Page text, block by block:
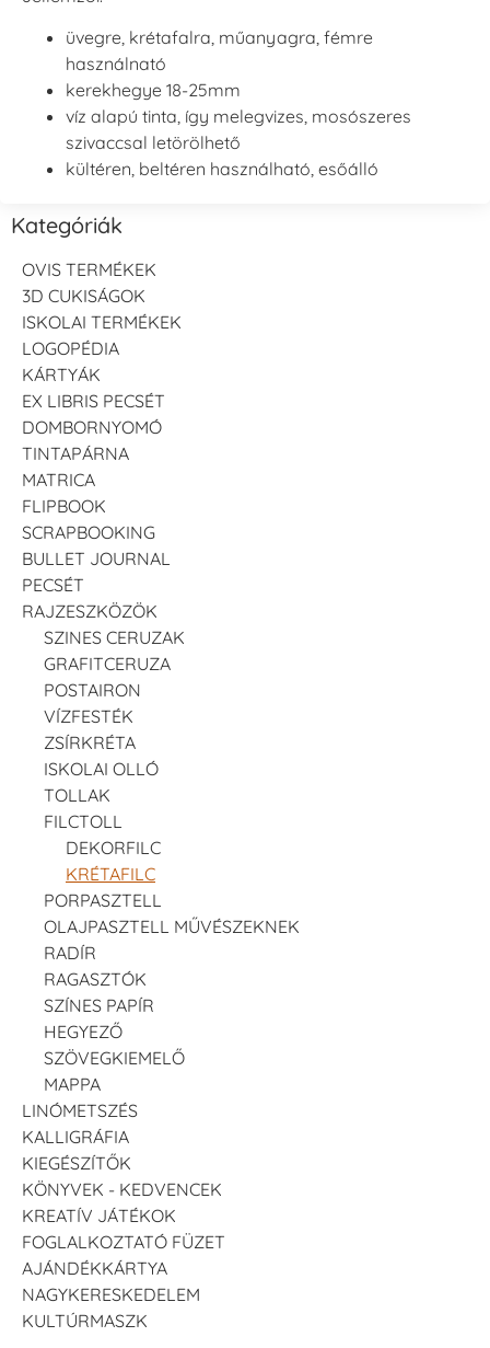
üvegre, krétafalra, műanyagra, fémre
használnató
kerekhegye 18-25mm
víz alapú tinta, így melegvizes, mosószeres
szivaccsal letörölhető
kültéren, beltéren használható, esőálló
Kategóriák
OVIS TERMÉKEK
3D CUKISÁGOK
ISKOLAI TERMÉKEK
LOGOPÉDIA
KÁRTYÁK
EX LIBRIS PECSÉT
DOMBORNYOMÓ
TINTAPÁRNA
MATRICA
FLIPBOOK
SCRAPBOOKING
BULLET JOURNAL
PECSÉT
RAJZESZKÖZÖK
SZINES CERUZAK
GRAFITCERUZA
POSTAIRON
VÍZFESTÉK
ZSÍRKRÉTA
ISKOLAI OLLÓ
TOLLAK
FILCTOLL
DEKORFILC
KRÉTAFILC
PORPASZTELL
OLAJPASZTELL MŰVÉSZEKNEK
RADÍR
RAGASZTÓK
SZÍNES PAPÍR
HEGYEZŐ
SZÖVEGKIEMELŐ
MAPPA
LINÓMETSZÉS
KALLIGRÁFIA
KIEGÉSZÍTŐK
KÖNYVEK - KEDVENCEK
KREATÍV JÁTÉKOK
FOGLALKOZTATÓ FÜZET
AJÁNDÉKKÁRTYA
NAGYKERESKEDELEM
KULTÚRMASZK